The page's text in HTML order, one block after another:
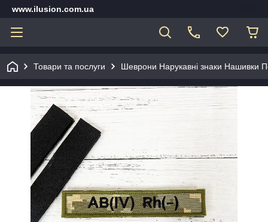
www.ilusion.com.ua
Товари та послуги Шеврони Нарукавні знаки Нашивки